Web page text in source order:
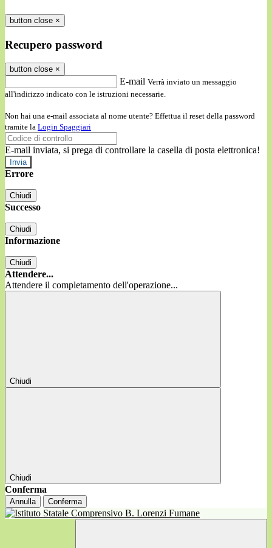
button close ×
Recupero password
button close ×
E-mail Verrà inviato un messaggio
all'indirizzo indicato con le istruzioni necessarie.
Non hai una e-mail associata al nome utente? Effettua il reset della password
tramite la Login Spaggiari
E-mail inviata, si prega di controllare la casella di posta elettronica!
Errore
Chiudi
Successo
Chiudi
Informazione
Chiudi
Attendere...
Attendere il completamento dell'operazione...
Chiudi
Chiudi
Conferma
Annulla Conferma